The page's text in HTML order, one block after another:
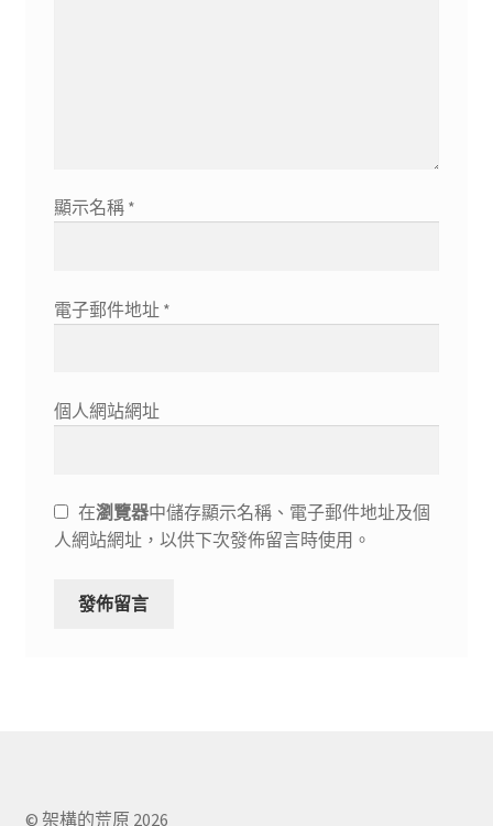
顯示名稱 *
電子郵件地址 *
個人網站網址
在瀏覽器中儲存顯示名稱、電子郵件地址及個
人網站網址，以供下次發佈留言時使用。
© 架構的荒原 2026